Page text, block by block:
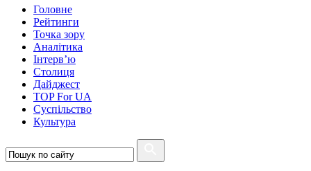
Головне
Рейтинги
Точка зору
Аналітика
Інтерв’ю
Столиця
Дайджест
TOP For UA
Суспiльство
Культура